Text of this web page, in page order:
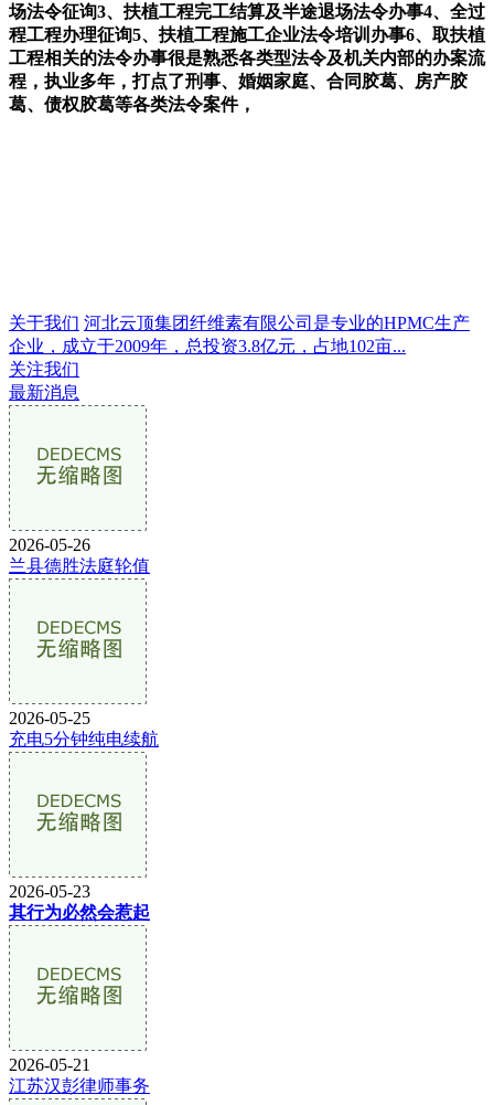
场法令征询3、扶植工程完工结算及半途退场法令办事4、全过
程工程办理征询5、扶植工程施工企业法令培训办事6、取扶植
工程相关的法令办事很是熟悉各类型法令及机关内部的办案流
程，执业多年，打点了刑事、婚姻家庭、合同胶葛、房产胶
葛、债权胶葛等各类法令案件，
关于我们 河北云顶集团纤维素有限公司是专业的HPMC生产
企业，成立于2009年，总投资3.8亿元，占地102亩...
关注我们
最新消息
2026-05-26
兰县德胜法庭轮值
2026-05-25
充电5分钟纯电续航
2026-05-23
其行为必然会惹起
2026-05-21
江苏汉彭律师事务